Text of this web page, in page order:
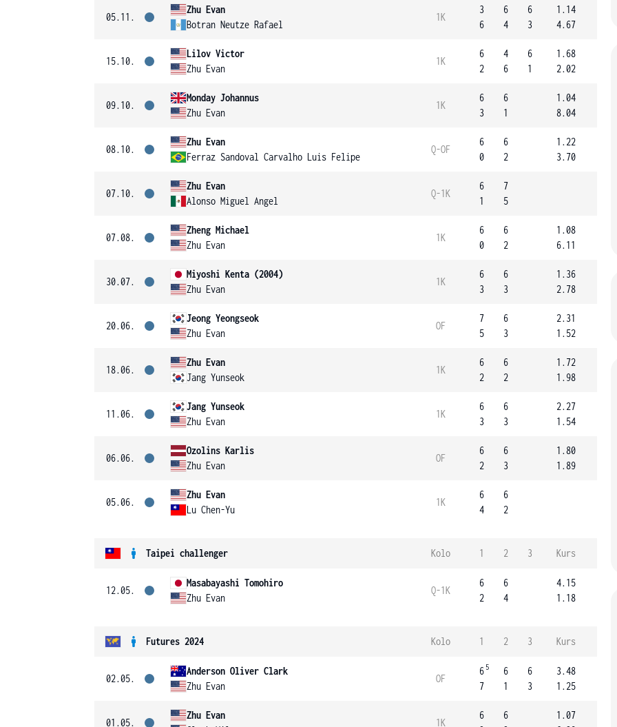
05.11.
Zhu Evan
Botran Neutze Rafael
1K
3
6
6
4
6
3
1.14
4.67
15.10.
Lilov Victor
Zhu Evan
1K
6
2
4
6
6
1
1.68
2.02
09.10.
Monday Johannus
Zhu Evan
1K
6
3
6
1
1.04
8.04
08.10.
Zhu Evan
Ferraz Sandoval Carvalho Luis Felipe
Q-OF
6
0
6
2
1.22
3.70
07.10.
Zhu Evan
Alonso Miguel Angel
Q-1K
6
1
7
5
07.08.
Zheng Michael
Zhu Evan
1K
6
0
6
2
1.08
6.11
30.07.
Miyoshi Kenta (2004)
Zhu Evan
1K
6
3
6
3
1.36
2.78
20.06.
Jeong Yeongseok
Zhu Evan
OF
7
5
6
3
2.31
1.52
18.06.
Zhu Evan
Jang Yunseok
1K
6
2
6
2
1.72
1.98
11.06.
Jang Yunseok
Zhu Evan
1K
6
3
6
3
2.27
1.54
06.06.
Ozolins Karlis
Zhu Evan
OF
6
2
6
3
1.80
1.89
05.06.
Zhu Evan
Lu Chen-Yu
1K
6
4
6
2
Taipei challenger Kolo 1 2 3 Kurs
12.05.
Masabayashi Tomohiro
Zhu Evan
Q-1K
6
2
6
4
4.15
1.18
Futures 2024 Kolo 1 2 3 Kurs
02.05.
Anderson Oliver Clark
Zhu Evan
OF
6 5
7
6
1
6
3
3.48
1.25
01.05.
Zhu Evan
1K
6
6
1.07